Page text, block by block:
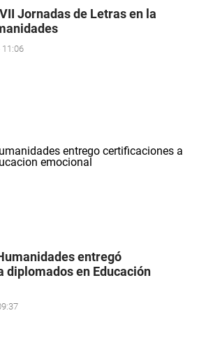
Jornadas de Letras en la
11:06
entregó
diplomados en Educación